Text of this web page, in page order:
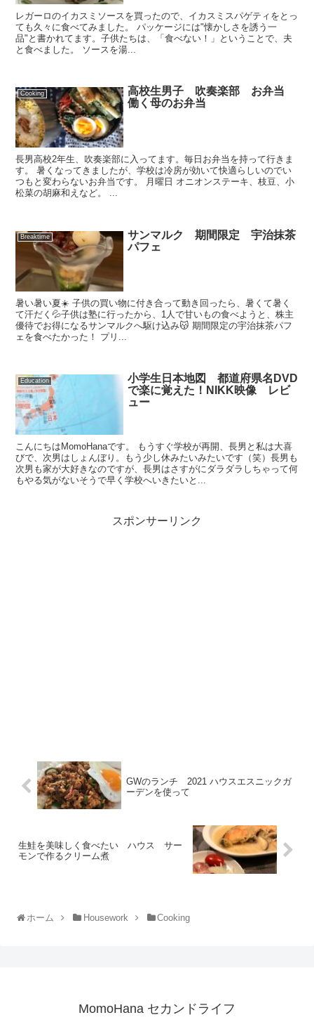
レガーロのイカスミソースを買ったので、イカスミスパゲティをとっ
ても久々に食べてみました。 パッケージには"懐かしさを誘う一
品"と書かれてます。子供たちは、「食べない！」ということで、夫
と食べました。 ソースを湯...
Cooking
高校生男子 吹奏楽部 お弁当
働く母のお弁当
長男高校2年生、吹奏楽部に入ってます。毎日お弁当を持って行きま
す。 暑くなってきましたが、学校は冷房が効いて快適らしいのでい
つもと変わらないお弁当です。 月曜日 オニオンステーキ、枝豆、小
松菜の胡麻和えなど。 ...
Breaktime
サンマルク 期間限定 宇治抹茶
パフェ
暑い暑い夏☀️ 子供の買い物に付き合って動き回ったら、暑くて暑く
て汗だく💦子供は塾に行ったから、1人で甘いもの食べようと、株主
優待でお得になるサンマルクへ駆け込み😽 期間限定の宇治抹茶パフ
ェを食べたかった！ プリ...
Education
小学生日本地図 都道府県名DVD
で楽に覚えた！NIKK映像 レビ
ュー
こんにちはMomoHanaです。 もうすぐ学校が再開、長男と私は大喜
びで、次男はしょんぼり。もう少し休みたいみたいです（笑）長男も
次男も家が大好きなのですが、長男はさすがにダラダラしちゃって何
もやる気がないそうで早く学校へいきたいと...
スポンサーリンク
GWのランチ 2021 ハウスエスニックガ
ーデンを使って
生鮭を美味しく食べたい ハウス サー
モンで作るクリーム煮
ホーム Housework Cooking
MomoHana セカンドライフ